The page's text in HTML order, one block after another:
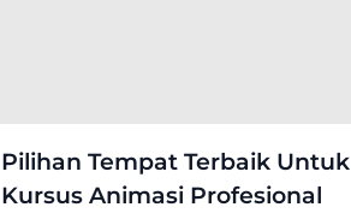
Pilihan Tempat Terbaik Untuk
Kursus Animasi Profesional